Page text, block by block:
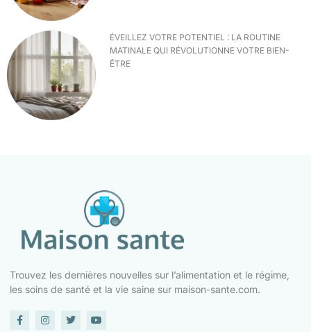
ÉVEILLEZ VOTRE POTENTIEL : LA ROUTINE
MATINALE QUI RÉVOLUTIONNE VOTRE BIEN-
ÊTRE
Trouvez les dernières nouvelles sur l’alimentation et le régime,
les soins de santé et la vie saine sur maison-sante.com.